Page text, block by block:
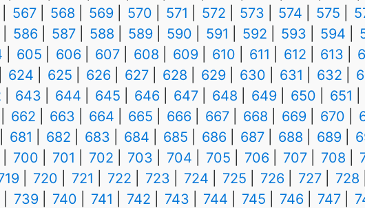
567
568 569 570 571 572 573 574 575
586
587 588 589 590 591 592 593 594
605 606 607 608 609 610 611 612 613
624
625 626 627 628 629 630 631 632
643 644 645 646 647 648 649 650 651
662
663 664 665 666 667 668 669 670
681
682 683 684 685 686 687 688 689
700
701 702 703 704 705 706 707 708
720 721 722 723 724 725 726 727 728
739
740 741 742 743 744 745 746 747